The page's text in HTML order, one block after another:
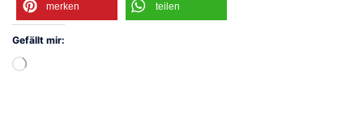
merken teilen
Gefällt mir:
Wird